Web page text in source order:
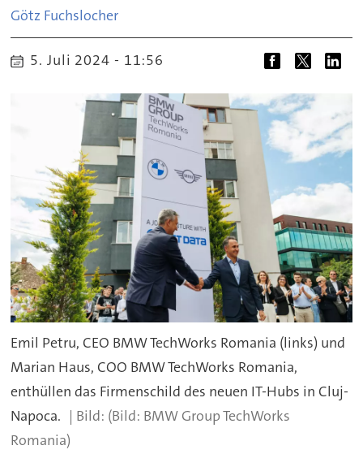
Götz Fuchslocher
5. Juli 2024 - 11:56
Emil Petru, CEO BMW TechWorks Romania (links) und
Marian Haus, COO BMW TechWorks Romania,
enthüllen das Firmenschild des neuen IT-Hubs in Cluj-
Napoca.
(Bild: BMW Group TechWorks
Romania)